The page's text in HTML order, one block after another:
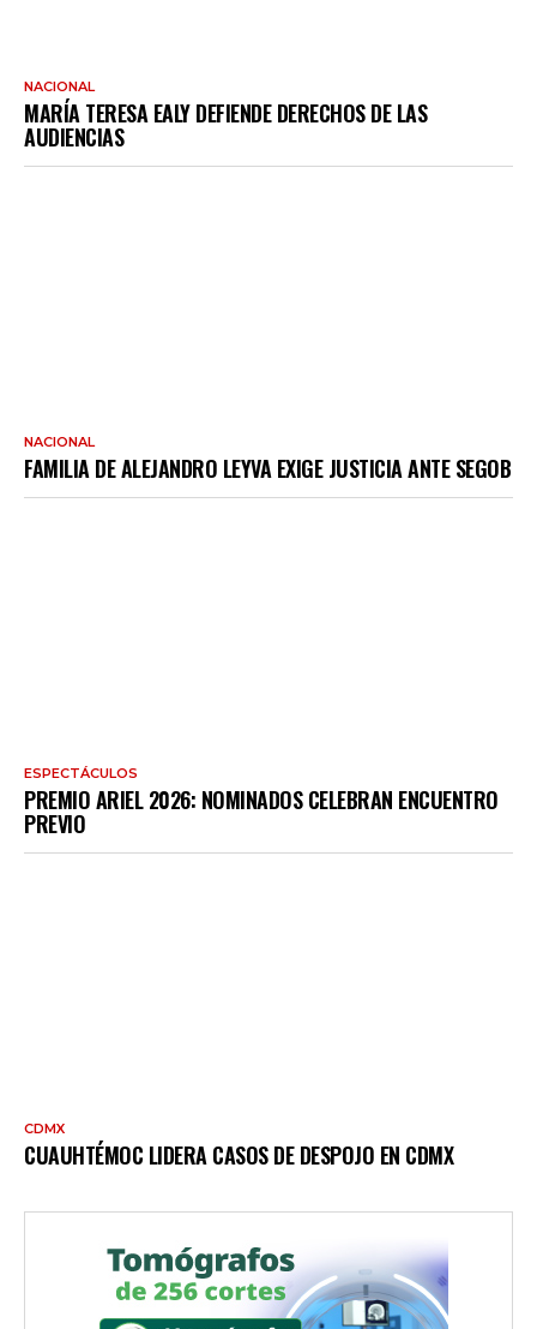
NACIONAL
MARÍA TERESA EALY DEFIENDE DERECHOS DE LAS
AUDIENCIAS
NACIONAL
FAMILIA DE ALEJANDRO LEYVA EXIGE JUSTICIA ANTE SEGOB
ESPECTÁCULOS
PREMIO ARIEL 2026: NOMINADOS CELEBRAN ENCUENTRO
PREVIO
CDMX
CUAUHTÉMOC LIDERA CASOS DE DESPOJO EN CDMX